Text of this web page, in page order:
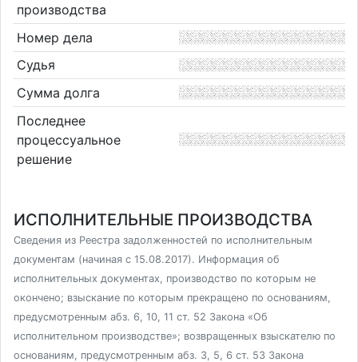
производства
Номер дела
Судья
Сумма долга
Последнее
процессуальное
решение
ИСПОЛНИТЕЛЬНЫЕ ПРОИЗВОДСТВА
Сведения из Реестра задолженностей по исполнительным
документам (начиная с 15.08.2017). Информация об
исполнительных документах, производство по которым не
окончено; взыскание по которым прекращено по основаниям,
предусмотренным абз. 6, 10, 11 ст. 52 Закона «Об
исполнительном производстве»; возвращенных взыскателю по
основаниям, предусмотренным абз. 3, 5, 6 ст. 53 Закона